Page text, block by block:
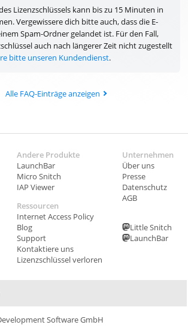
Lizenzschlüssels kann bis zu 15 Minuten in
Vergewissere dich bitte auch, dass die E-
Spam-Ordner gelandet ist. Für den Fall,
auch nach längerer Zeit nicht zugestellt
bitte unseren Kundendienst.
Alle FAQ-Einträge anzeigen
Andere Produkte
LaunchBar
Micro Snitch
IAP Viewer
Ressourcen
Internet Access Policy
Blog
Support
Kontaktiere uns
Lizenzschlüssel verloren
Unternehmen
Über uns
Presse
Datenschutz
AGB
Little Snitch
LaunchBar
Software GmbH